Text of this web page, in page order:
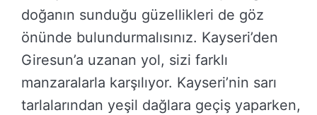
doğanın sunduğu güzellikleri de göz
önünde bulundurmalısınız. Kayseri’den
Giresun’a uzanan yol, sizi farklı
manzaralarla karşılıyor. Kayseri’nin sarı
tarlalarından yeşil dağlara geçiş yaparken,